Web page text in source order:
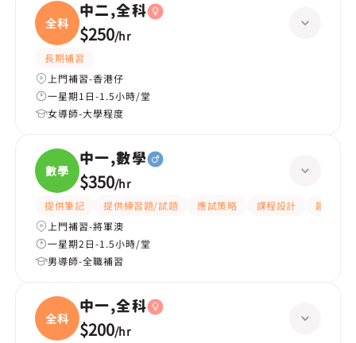
全科
中二,全科
$250/hr
長期補習
上門補習-香港仔
一星期1日-1.5小時/堂
女導師-大學程度
數學
中一,數學
$350/hr
提供筆記 提供練習題/試題 應試策略 課程設計
題目講解
上門補習-將軍澳
一星期2日-1.5小時/堂
男導師-全職補習
全科
中一,全科
$200/hr